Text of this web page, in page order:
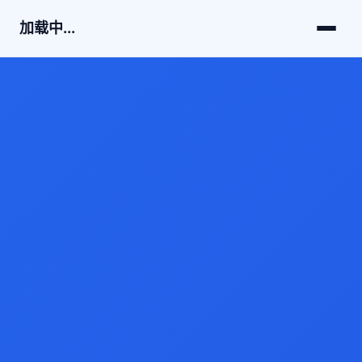
加载中...